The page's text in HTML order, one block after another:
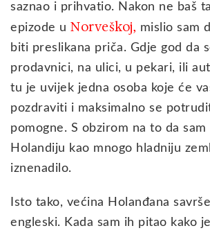
saznao i prihvatio. Nakon ne baš
epizode u Norveškoj, mislio sam
biti preslikana priča. Gdje god da
prodavnici, na ulici, u pekari, ili
tu je uvijek jedna osoba koje će
pozdraviti i maksimalno se
pomogne. S obzirom na to da sam
Holandiju kao mnogo hladniju
iznenadilo.
Isto tako, većina Holanđana
engleski. Kada sam ih pitao kako